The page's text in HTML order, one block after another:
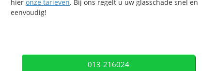
hieronze tarieven. Bij ons regelt u uw glasschade snel en
eenvoudig!
013-216024